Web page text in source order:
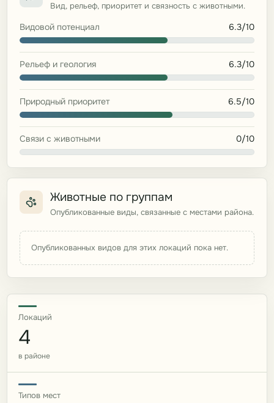
Вид, рельеф, приоритет и связность с животными.
Видовой потенциал 6.3/10
Рельеф и геология 6.3/10
Природный приоритет 6.5/10
Связи с животными 0/10
Животные по группам
Опубликованные виды, связанные с местами района.
Опубликованных видов для этих локаций пока нет.
Локаций
4
в районе
Типов мест